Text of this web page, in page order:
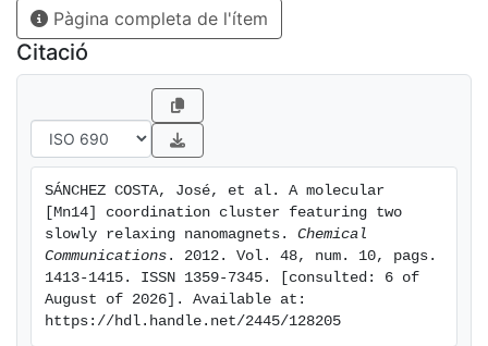
Pàgina completa de l'ítem
Citació
SÁNCHEZ COSTA, José, et al. A molecular
[Mn14] coordination cluster featuring two
slowly relaxing nanomagnets. Chemical
Communications . 2012. Vol. 48, num. 10, pags.
1413-1415. ISSN 1359-7345. [consulted: 6 of
August of 2026]. Available at:
https://hdl.handle.net/2445/128205